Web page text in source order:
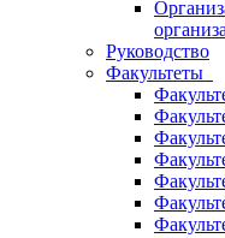
Руководство
Факультеты